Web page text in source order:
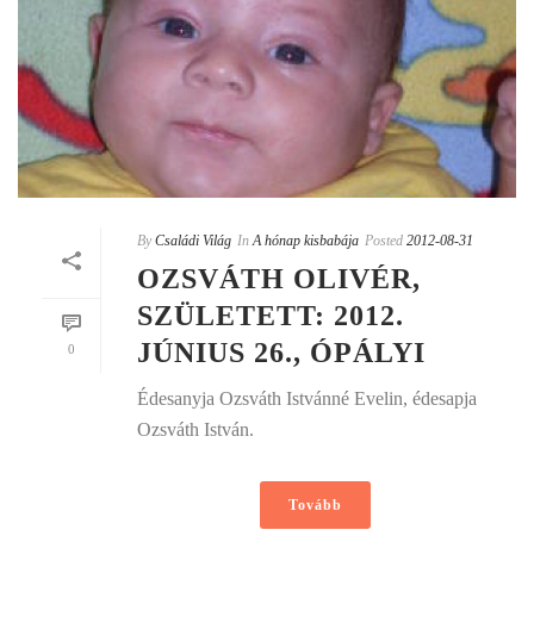
0
By Családi Világ In A hónap kisbabája Posted 2012-08-31
OZSVÁTH OLIVÉR,
SZÜLETETT: 2012.
JÚNIUS 26., ÓPÁLYI
Édesanyja Ozsváth Istvánné Evelin, édesapja
Ozsváth István.
Tovább